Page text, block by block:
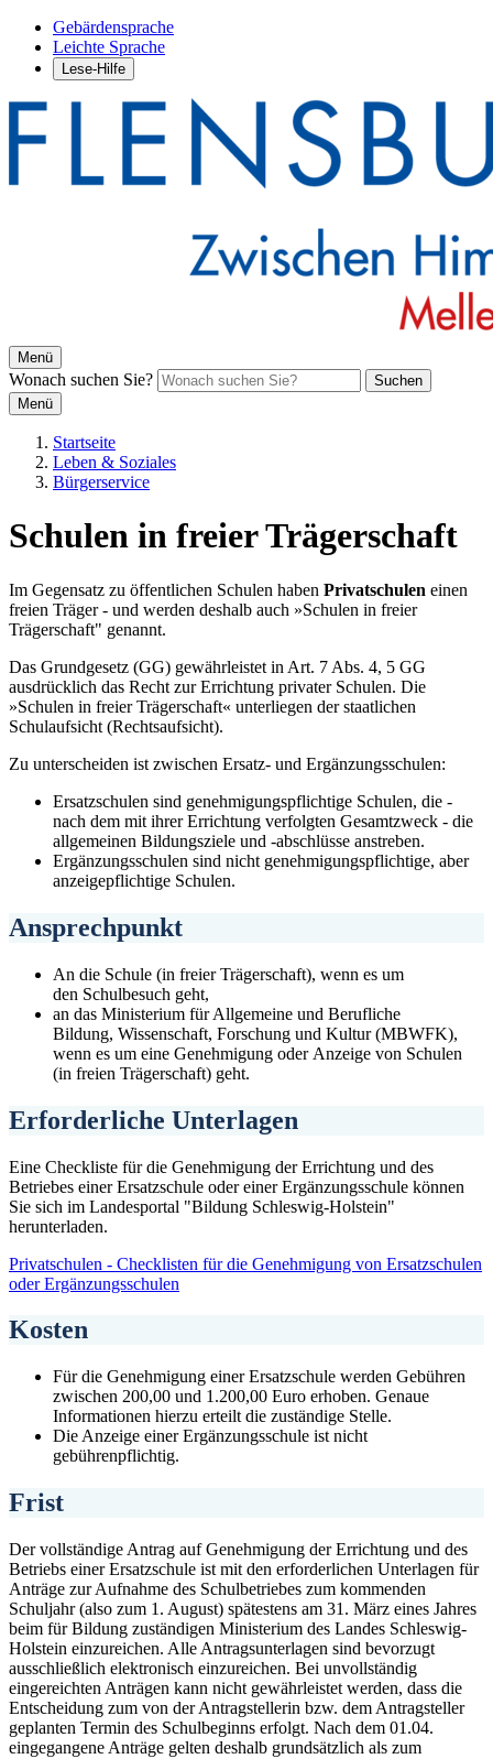
Gebärdensprache
Leichte Sprache
Lese-Hilfe
Menü
Wonach suchen Sie?
Suchen
Menü
Startseite
Leben & Soziales
Bürgerservice
Schulen in freier Trägerschaft
Im Gegensatz zu öffentlichen Schulen haben Privatschulen einen
freien Träger - und werden deshalb auch »Schulen in freier
Trägerschaft" genannt.
Das Grundgesetz (GG) gewährleistet in Art. 7 Abs. 4, 5 GG
ausdrücklich das Recht zur Errichtung privater Schulen. Die
»Schulen in freier Trägerschaft« unterliegen der staatlichen
Schulaufsicht (Rechtsaufsicht).
Zu unterscheiden ist zwischen Ersatz- und Ergänzungsschulen:
Ersatzschulen sind genehmigungspflichtige Schulen, die -
nach dem mit ihrer Errichtung verfolgten Gesamtzweck - die
allgemeinen Bildungsziele und -abschlüsse anstreben.
Ergänzungsschulen sind nicht genehmigungspflichtige, aber
anzeigepflichtige Schulen.
Ansprechpunkt
An die Schule (in freier Trägerschaft), wenn es um
den Schulbesuch geht,
an das Ministerium für Allgemeine und Berufliche
Bildung, Wissenschaft, Forschung und Kultur (MBWFK),
wenn es um eine Genehmigung oder Anzeige von Schulen
(in freien Trägerschaft) geht.
Erforderliche Unterlagen
Eine Checkliste für die Genehmigung der Errichtung und des
Betriebes einer Ersatzschule oder einer Ergänzungsschule können
Sie sich im Landesportal "Bildung Schleswig-Holstein"
herunterladen.
Privatschulen - Checklisten für die Genehmigung von Ersatzschulen
oder Ergänzungsschulen
Kosten
Für die Genehmigung einer Ersatzschule werden Gebühren
zwischen 200,00 und 1.200,00 Euro erhoben. Genaue
Informationen hierzu erteilt die zuständige Stelle.
Die Anzeige einer Ergänzungsschule ist nicht
gebührenpflichtig.
Frist
Der vollständige Antrag auf Genehmigung der Errichtung und des
Betriebs einer Ersatzschule ist mit den erforderlichen Unterlagen für
Anträge zur Aufnahme des Schulbetriebes zum kommenden
Schuljahr (also zum 1. August) spätestens am 31. März eines Jahres
beim für Bildung zuständigen Ministerium des Landes Schleswig-
Holstein einzureichen. Alle Antragsunterlagen sind bevorzugt
ausschließlich elektronisch einzureichen. Bei unvollständig
eingereichten Anträgen kann nicht gewährleistet werden, dass die
Entscheidung zum von der Antragstellerin bzw. dem Antragsteller
geplanten Termin des Schulbeginns erfolgt. Nach dem 01.04.
eingegangene Anträge gelten deshalb grundsätzlich als zum